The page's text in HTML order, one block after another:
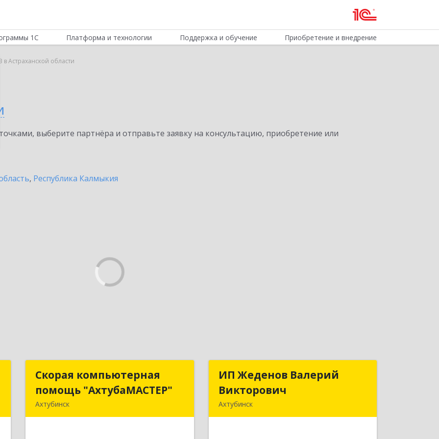
1С Платформа и технологии Поддержка и обучение Приобретение и внедрение
в Астраханской области
выберите партнёра и отправьте заявку на консультацию, приобретение или
, Республика Калмыкия
Скорая компьютерная
помощь "АхтубаМАСТЕР"
Ахтубинск
Скорая компьютерная
помощь "АхтубаМАСТЕР"
ИП Жеденов Валерий
Викторович
Ахтубинск
ИП Жеденов Валерий